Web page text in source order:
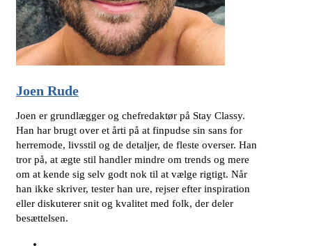
Joen Rude
Joen er grundlægger og chefredaktør på Stay Classy.
Han har brugt over et årti på at finpudse sin sans for
herremode, livsstil og de detaljer, de fleste overser. Han
tror på, at ægte stil handler mindre om trends og mere
om at kende sig selv godt nok til at vælge rigtigt. Når
han ikke skriver, tester han ure, rejser efter inspiration
eller diskuterer snit og kvalitet med folk, der deler
besættelsen.